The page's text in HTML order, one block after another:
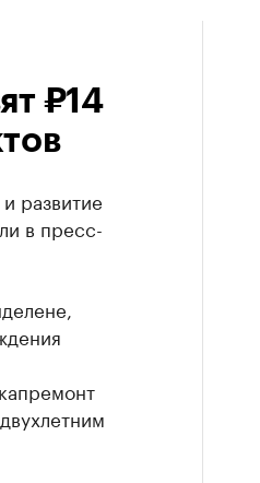
₽14
развитие
в пресс-